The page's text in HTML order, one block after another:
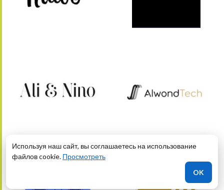
Используя наш сайт, вы соглашаетесь на использование
файлов cookie. Просмотреть
OK